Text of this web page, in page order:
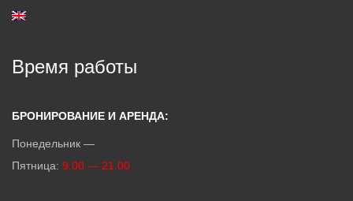
Время работы
БРОНИРОВАНИЕ И АРЕНДА:
Понедельник —
Пятница: 9.00 — 21.00